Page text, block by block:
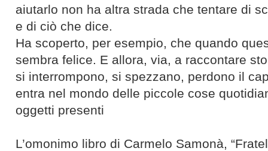
aiutarlo non ha altra strada che tentare di
e di ciò che dice.
Ha scoperto, per esempio, che quando
sembra felice. E allora, via, a raccontare
si interrompono, si spezzano, perdono il
entra nel mondo delle piccole cose
oggetti presenti
L’omonimo libro di Carmelo Samonà,